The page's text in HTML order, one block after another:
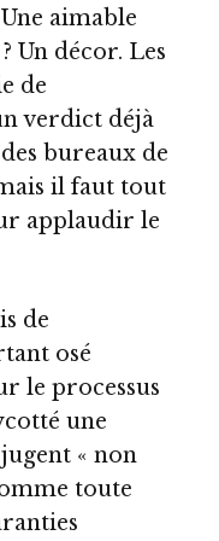
aimable
Un décor. Les
de
verdict déjà
bureaux de
il faut tout
applaudir le
de
osé
le processus
une
« non
toute